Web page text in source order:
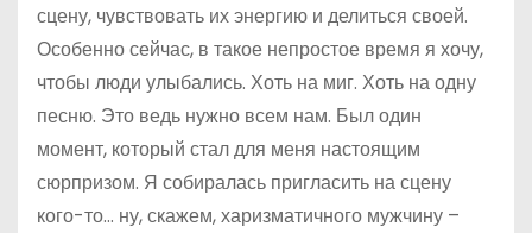
сцену, чувствовать их энергию и делиться своей.
Особенно сейчас, в такое непростое время я хочу,
чтобы люди улыбались. Хоть на миг. Хоть на одну
песню. Это ведь нужно всем нам. Был один
момент, который стал для меня настоящим
сюрпризом. Я собиралась пригласить на сцену
кого-то… ну, скажем, харизматичного мужчину –